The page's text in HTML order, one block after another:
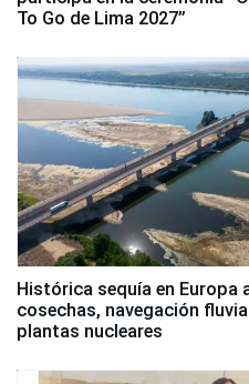
To Go de Lima 2027”
Histórica sequía en Europa
cosechas, navegación
plantas nucleares